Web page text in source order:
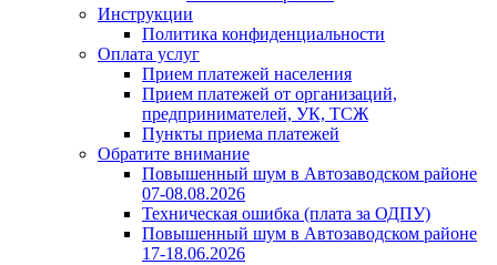
Инструкции
Политика конфиденциальности
Оплата услуг
Прием платежей населения
Прием платежей от организаций,
предпринимателей, УК, ТСЖ
Пункты приема платежей
Обратите внимание
Повышенный шум в Автозаводском районе
07-08.08.2026
Техническая ошибка (плата за ОДПУ)
Повышенный шум в Автозаводском районе
17-18.06.2026